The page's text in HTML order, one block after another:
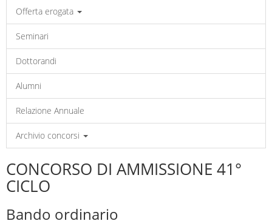
Offerta erogata
Seminari
Dottorandi
Alumni
Relazione Annuale
Archivio concorsi
CONCORSO DI AMMISSIONE 41°
CICLO
Bando ordinario